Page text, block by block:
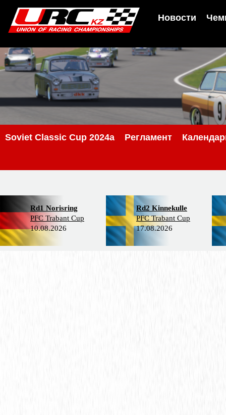
Новости
Soviet Classic Cup 2024a Регламент
Rd1 Norisring
PFC Trabant Cup
10.08.2026
Rd2 Kinnekulle
PFC Trabant Cup
17.08.2026